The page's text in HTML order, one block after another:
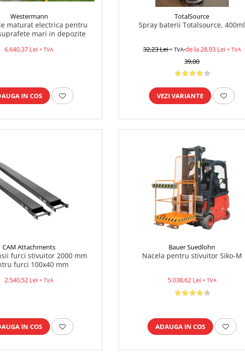
Westermann
maturat electrica pentru
mari in depozite
6.640,37 Lei + TVA
IN COS
TotalSource
Spray baterii Totalsource, 400ml
32,23 Lei+ TVA de la 28,93 Lei + TVA
39,00
VEZI VARIANTE
CAM Attachments
furci stivuitor 2000 mm
furci 100x40 mm
2.540,52 Lei + TVA
IN COS
Bauer Suedlohn
Nacela pentru stivuitor Siko-M
5.038,62 Lei + TVA
ADAUGA IN COS